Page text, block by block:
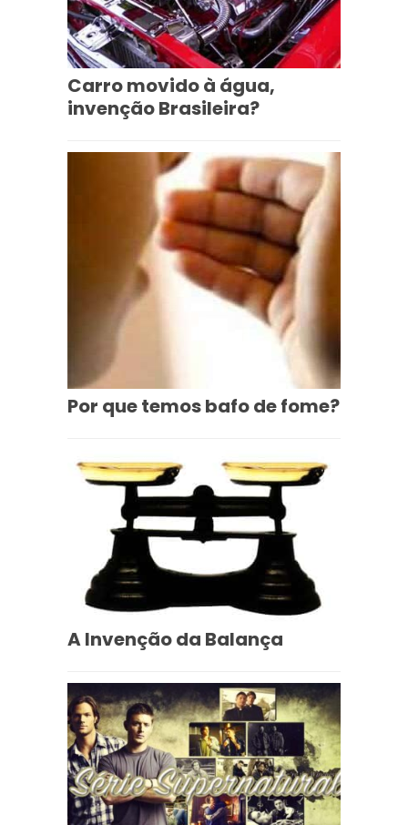
Carro movido à água,
invenção Brasileira?
Por que temos bafo de fome?
A Invenção da Balança